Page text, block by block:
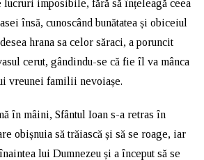
lucruri imposibile, fără să înțeleagă ceea
însă, cunoscând bunătatea și obiceiul
hrana sa celor săraci, a poruncit
cerut, gândindu-se că fie îl va mânca
vreunei familii nevoiașe.
în mâini, Sfântul Ioan s-a retras în
obișnuia să trăiască și să se roage, iar
lui Dumnezeu și a început să se